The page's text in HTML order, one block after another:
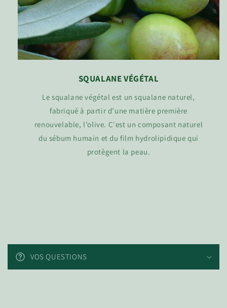
SQUALANE VÉGÉTAL
Le squalane végétal est un squalane naturel,
fabriqué à partir d’une matière première
renouvelable, l’olive. C'est un composant naturel
du sébum humain et du film hydrolipidique qui
protègent la peau.
VOS QUESTIONS